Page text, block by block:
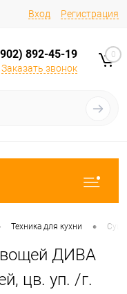
Вход Регистрация
892-45-19
Заказать звонок
0
Техника для кухни •
ДИВА
цв. уп. /г.